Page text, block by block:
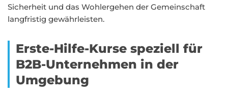
Sicherheit und das Wohlergehen der Gemeinschaft
langfristig gewährleisten.
Erste-Hilfe-Kurse speziell für
B2B-Unternehmen in der
Umgebung